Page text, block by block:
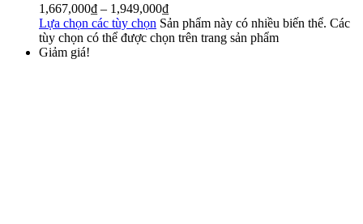
1,667,000₫ – 1,949,000₫
Lựa chọn các tùy chọn Sản phẩm này có nhiều biến thể. Các
tùy chọn có thể được chọn trên trang sản phẩm
Giảm giá!